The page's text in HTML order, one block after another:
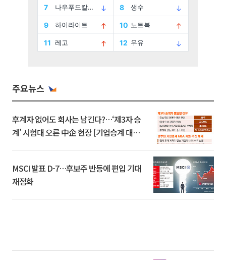
주요뉴스
후계자 없어도 회사는 남긴다?…‘제3자 승
계’ 시험대 오른 中企 현장 [기업승계 대전
MSCI 발표 D-7…후보주 반등에 편입 기대
재점화